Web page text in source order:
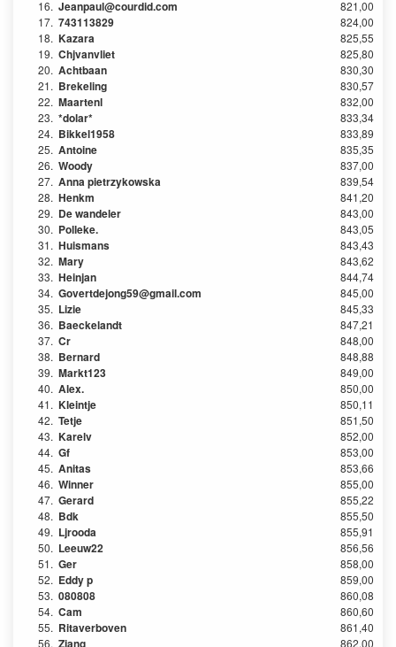
16. Jeanpaul@courdid.com
821,00
17. 743113829
824,00
18. Kazara
825,55
19. Chjvanvliet
825,80
20. Achtbaan
830,30
21. Brekeling
830,57
22. Maartenl
832,00
23. *dolar*
833,34
24. Bikkel1958
833,89
25. Antoine
835,35
26. Woody
837,00
27. Anna pietrzykowska
839,54
28. Henkm
841,20
29. De wandeler
843,00
30. Polleke.
843,05
31. Huismans
843,43
32. Mary
843,62
33. Heinjan
844,74
34. Govertdejong59@gmail.com
845,00
35. Lizie
845,33
36. Baeckelandt
847,21
37. Cr
848,00
38. Bernard
848,88
39. Markt123
849,00
40. Alex.
850,00
41. Kleintje
850,11
42. Tetje
851,50
43. Karelv
852,00
44. Gf
853,00
45. Anitas
853,66
46. Winner
855,00
47. Gerard
855,22
48. Bdk
855,50
49. Ljrooda
855,91
50. Leeuw22
856,56
51. Ger
858,00
52. Eddy p
859,00
53. 080808
860,08
54. Cam
860,60
55. Ritaverboven
861,40
56. Zjang
862,00